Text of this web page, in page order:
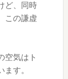
ど、同時
この謙虚
空気はト
す。